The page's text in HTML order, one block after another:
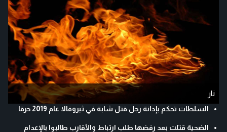
نار
السلطات تحكم بإدانة رجل قتل شابة في ثيروفالا عام 2019 حرقا
الضحية قتلت بعد رفضها طلب ارتباط والأقارب طالبوا بالإعدام